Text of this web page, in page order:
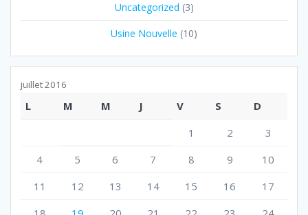
Uncategorized (3)
Usine Nouvelle (10)
juillet 2016
L M M J V S
D
1
2
3
4
5 6 7 8 9
10
11
12 13 14 15 16
17